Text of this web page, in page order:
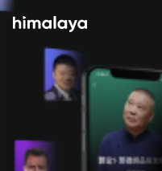
Himalaya-有聲書
4.8k 安裝